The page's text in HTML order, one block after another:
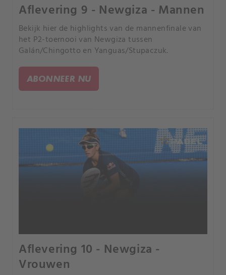
Aflevering 9 - Newgiza - Mannen
Bekijk hier de highlights van de mannenfinale van
het P2-toernooi van Newgiza tussen
Galán/Chingotto en Yanguas/Stupaczuk.
ABONNEER NU
Aflevering 10 - Newgiza -
Vrouwen